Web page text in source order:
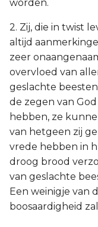
worden.
2. Zij, die in twist
altijd
zeer
overvloed van
geslachte
de zegen van
hebben, ze
van hetgeen zij
vrede hebben in
droog brood
van geslachte
Een weinigje van
boosaardigheid